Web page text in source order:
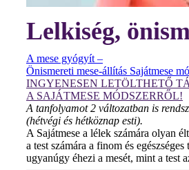
Lelkiség,
A mese gyógyít –
Önismereti mese-állítás Sajátmese
INGYENESEN LETÖLTHETŐ
A SAJÁTMESE MÓDSZERRŐL!
A tanfolyamot 2 változatban is
(hétvégi és hétköznap esti).
A Sajátmese a lélek számára olyan
a test számára a finom és
ugyanúgy éhezi a mesét, mint a test